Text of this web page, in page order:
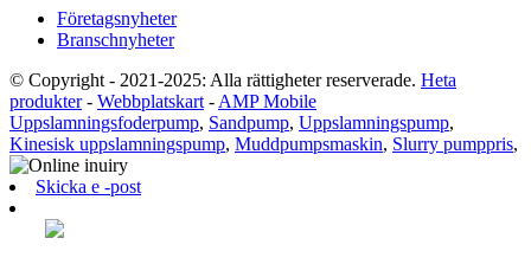
Företagsnyheter
Branschnyheter
© Copyright - 2021-2025: Alla rättigheter reserverade. Heta
produkter- Webbplatskart - AMP Mobile
Uppslamningsfoderpump, Sandpump, Uppslamningspump,
Kinesisk uppslamningspump, Muddpumpsmaskin, Slurry pumppris,
Skicka e -post